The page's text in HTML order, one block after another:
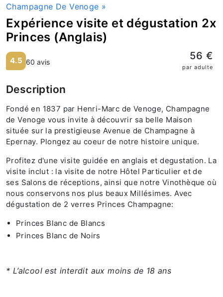
Champagne De Venoge »
Expérience visite et dégustation 2x
Princes (Anglais)
4.5 60 avis 56 €
par adulte
Description
Fondé en 1837 par Henri-Marc de Venoge, Champagne
de Venoge vous invite à découvrir sa belle Maison
située sur la prestigieuse Avenue de Champagne à
Epernay. Plongez au coeur de notre histoire unique.
Profitez d'une visite guidée en anglais et degustation. La
visite inclut : la visite de notre Hôtel Particulier et de
ses Salons de réceptions, ainsi que notre Vinothèque où
nous conservons nos plus beaux Millésimes. Avec
dégustation de 2 verres Princes Champagne:
Princes Blanc de Blancs
Princes Blanc de Noirs
* L’alcool est interdit aux moins de 18 ans